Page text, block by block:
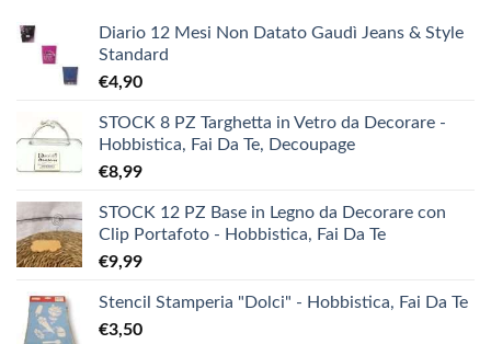
Diario 12 Mesi Non Datato Gaudì Jeans & Style
Standard
€4,90
STOCK 8 PZ Targhetta in Vetro da Decorare -
Hobbistica, Fai Da Te, Decoupage
€8,99
STOCK 12 PZ Base in Legno da Decorare con
Clip Portafoto - Hobbistica, Fai Da Te
€9,99
Stencil Stamperia "Dolci" - Hobbistica, Fai Da Te
€3,50